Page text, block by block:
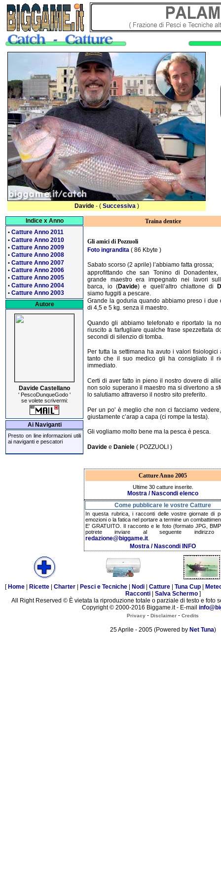
Indice x Anno
• Catture Anno 2011
• Catture Anno 2010
• Catture Anno 2009
• Catture Anno 2008
• Catture Anno 2007
• Catture Anno 2006
• Catture Anno 2005
• Catture Anno 2004
• Catture Anno 2003
Autore
Davide Castellano
' PescoDunqueGodo '
se volete scrivermi:
Ai Naviganti
Presto on line informazioni utili
ai naviganti e pescatori
Traina dentice
Gli amici di Pozzuoli
Foto ingrandita ( 86 Kbyte )
Sabato scorso (2 aprile) l’abbiamo fatta grossa;
approfittando che san Tonino di Donadentex,
grande maestro era impegnato nei lavori
barca, io (Davide) e quell’altro chiattone di
siamo fuggiti a pescare.
Grande la goduria quando abbiamo preso i due
di 4,5 e 5 kg. senza il maestro.
Quando gli abbiamo telefonato e riportato la
riuscito a farfugliare qualche frase spezzettata
secondi di silenzio di tomba.
Per tutta la settimana ha avuto i valori fisiologici
tanto che il suo medico gli ha consigliato il
immediato.
Certi di aver fatto in pieno il nostro dovere di
non solo superano il maestro ma si divertono a
lo salutiamo attraverso il nostro sito preferito.
Per un po' è meglio che non ci facciamo
giustamente c’arap a capa (ci rompe la testa).
Gli vogliamo molto bene ma la pesca è pesca.
Davide e Daniele ( POZZUOLI )
Catture Anno 2005
Ultime 30 catture inserite.
Mostra / Nascondi elenco
Come pubblicare le vostre Catture
In questa rubrica, i racconti delle vostre giornate di
emozioni o la fatica nel portare a termine un
E' GRATUITO. Il racconto e le foto (formato JPG,
potrete inviare al seguente indirizzo
redazione@biggame.it
Mostra / Nascondi INFO
[ Home Ricette Charter Pesci e Tecniche Nodi Catture Tuna Cup
Racconti| Salva Schermo]
All Right Reserved © È vietata la riproduzione totale o parziale di testo e foto
Copyright © 2000-2016 Biggame.it - E-mail
Privacy - Disclaimer - Credits
25 Aprile - 2005 (Powered by Net Tuna)
Davide- ( Successiva)